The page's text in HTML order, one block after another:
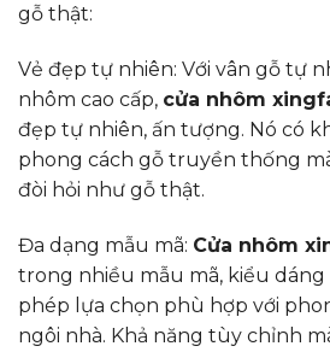
gỗ thật:
Vẻ đẹp tự nhiên: Với vân gỗ tự
nhôm cao cấp, cửa nhôm
đẹp tự nhiên, ấn tượng. Nó có
phong cách gỗ truyền thống
đòi hỏi như gỗ thật.
Đa dạng mẫu mã: Cửa nhôm
trong nhiều mẫu mã, kiểu dáng
phép lựa chọn phù hợp với
ngôi nhà. Khả năng tùy chỉnh